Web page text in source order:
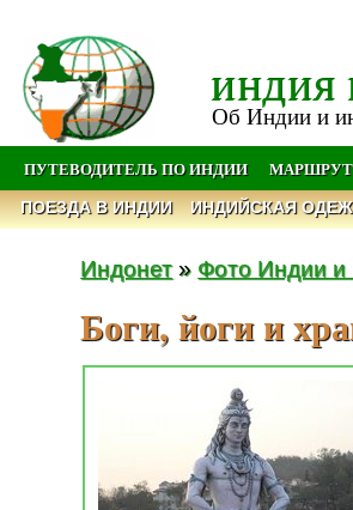
ИНДИЯ
Об Индии и
ПУТЕВОДИТЕЛЬ ПО ИНДИИ
ПОЕЗДА В ИНДИИ ИНДИЙСКАЯ
Индонет» Фото Индии
Боги, йоги и